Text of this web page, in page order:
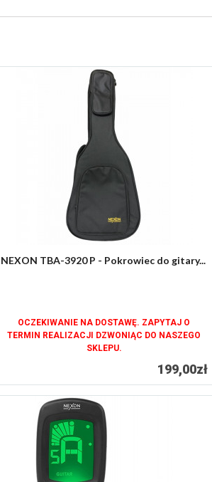
NEXON TBA-3920 P - Pokrowiec do gitary...
OCZEKIWANIE NA DOSTAWĘ. ZAPYTAJ O
TERMIN REALIZACJI DZWONIĄC DO NASZEGO
SKLEPU.
199,00zł